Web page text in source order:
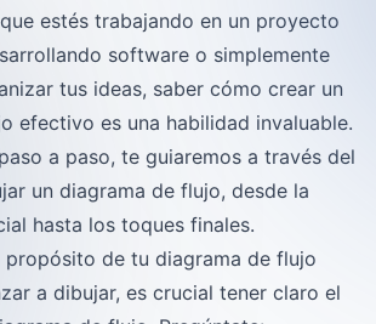
estés trabajando en un proyecto
software o simplemente
tus ideas, saber cómo crear un
efectivo es una habilidad invaluable.
a paso, te guiaremos a través del
un diagrama de flujo, desde la
hasta los toques finales.
propósito de tu diagrama de flujo
a dibujar, es crucial tener claro el